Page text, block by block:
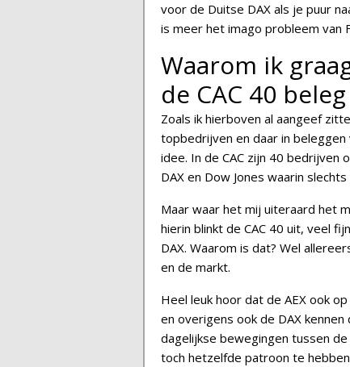
voor de Duitse DAX als je puur
is meer het imago probleem van
Waarom ik
de CAC 40 beleg
Zoals ik hierboven al aangeef
topbedrijven en daar in beleggen
idee. In de CAC zijn 40
DAX en Dow Jones waarin
Maar waar het mij uiteraard het
hierin blinkt de CAC 40 uit, veel
DAX. Waarom is dat? Wel
en de markt.
Heel leuk hoor dat de AEX ook
en overigens ook de DAX
dagelijkse bewegingen tussen de
toch hetzelfde patroon te